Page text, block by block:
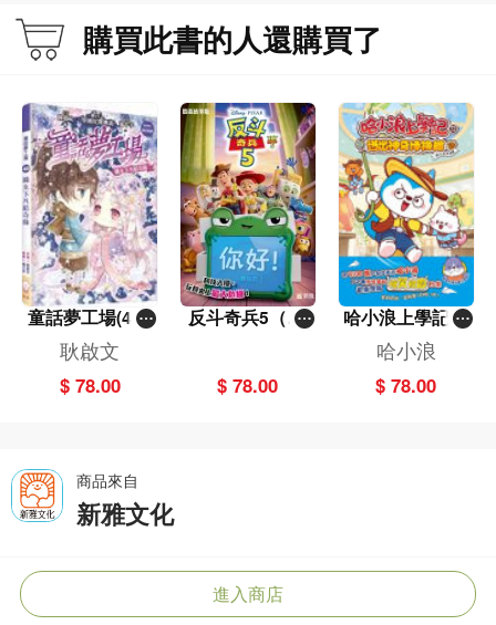
購買此書的人還購買了
童話夢工場(40)
——織女下凡結
奇緣
耿啟文
$ 78.00
反斗奇兵5（圖
$ 78.00
哈小浪上學記(1
3)——逃出神奇
博物館
哈小浪
$ 78.00
商品來自
新雅文化
進入商店